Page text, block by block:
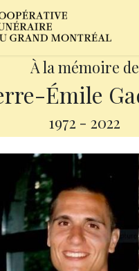
À la mémoire de
Émile
1972 - 2022